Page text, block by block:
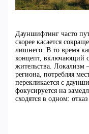
Дауншифтинг часто
скорее касается
лишнего. В то время
концепт, включающий
жительства. Локализм
региона, потребляя
перекликается с
фокусируется на
сходятся в одном: